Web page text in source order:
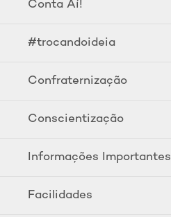
Conta Aí!
#trocandoideia
Confraternização
Conscientização
Informações Importantes
Facilidades